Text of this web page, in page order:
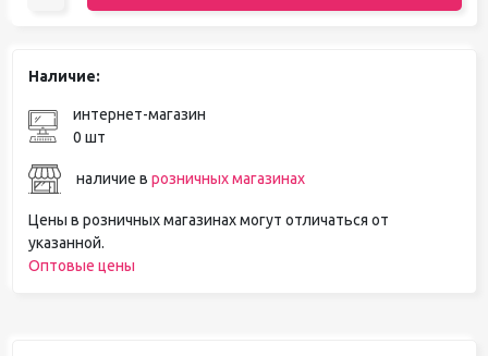
Наличие:
интернет-магазин
0 шт
наличие в розничных магазинах
Цены в розничных магазинах могут отличаться от
указанной.
Оптовые цены